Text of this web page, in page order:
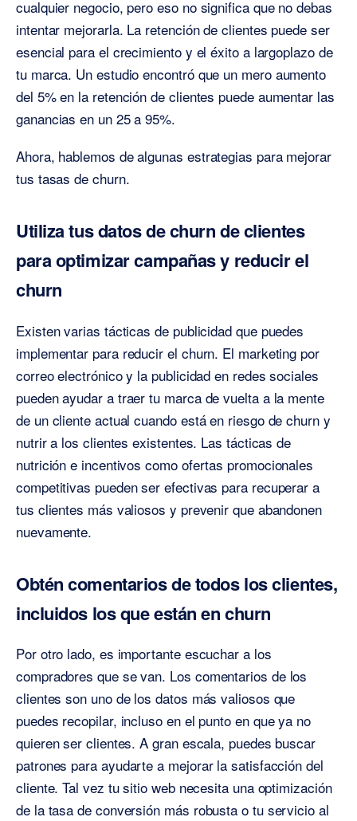
cualquier negocio, pero eso no significa que no debas
intentar mejorarla. La retención de clientes puede ser
esencial para el crecimiento y el éxito a largoplazo de
tu marca. Un estudio encontró que un mero aumento
del 5% en la retención de clientes puede aumentar las
ganancias en un 25 a 95%.
Ahora, hablemos de algunas estrategias para mejorar
tus tasas de churn.
Utiliza tus datos de churn de clientes
para optimizar campañas y reducir el
churn
Existen varias tácticas de publicidad que puedes
implementar para reducir el churn. El marketing por
correo electrónico y la publicidad en redes sociales
pueden ayudar a traer tu marca de vuelta a la mente
de un cliente actual cuando está en riesgo de churn y
nutrir a los clientes existentes. Las tácticas de
nutrición e incentivos como ofertas promocionales
competitivas pueden ser efectivas para recuperar a
tus clientes más valiosos y prevenir que abandonen
nuevamente.
Obtén comentarios de todos los clientes,
incluidos los que están en churn
Por otro lado, es importante escuchar a los
compradores que se van. Los comentarios de los
clientes son uno de los datos más valiosos que
puedes recopilar, incluso en el punto en que ya no
quieren ser clientes. A gran escala, puedes buscar
patrones para ayudarte a mejorar la satisfacción del
cliente. Tal vez tu sitio web necesita una optimización
de la tasa de conversión más robusta o tu servicio al